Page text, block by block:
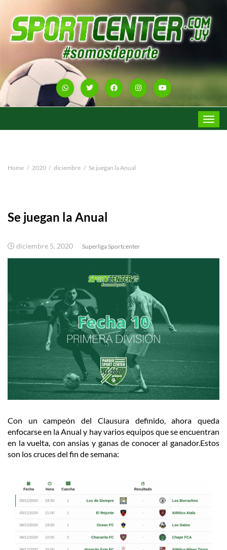
Toggle
Home 2020 diciembre Se juegan la Anual
Se juegan la Anual
diciembre 5, 2020 Superliga Sportcenter
Con un campeón del Clausura definido, ahora queda
enfocarse en la Anual y hay varios equipos que se encuentran
en la vuelta, con ansias y ganas de conocer al ganador.Estos
son los cruces del fin de semana: